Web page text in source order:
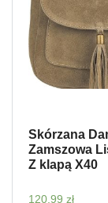
Skórzana
Zamszowa
Z klapą X40
120,99 zł